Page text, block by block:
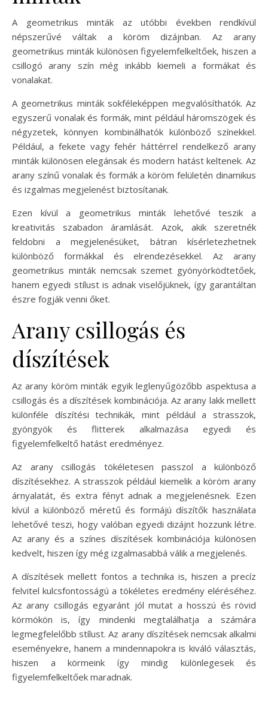
A geometrikus minták az utóbbi években rendkívül
népszerűvé váltak a köröm dizájnban. Az arany
geometrikus minták különösen figyelemfelkeltőek, hiszen a
csillogó arany szín még inkább kiemeli a formákat és
vonalakat.
A geometrikus minták sokféleképpen megvalósíthatók. Az
egyszerű vonalak és formák, mint például háromszögek és
négyzetek, könnyen kombinálhatók különböző színekkel.
Például, a fekete vagy fehér háttérrel rendelkező arany
minták különösen elegánsak és modern hatást keltenek. Az
arany színű vonalak és formák a köröm felületén dinamikus
és izgalmas megjelenést biztosítanak.
Ezen kívül a geometrikus minták lehetővé teszik a
kreativitás szabadon áramlását. Azok, akik szeretnék
feldobni a megjelenésüket, bátran kísérletezhetnek
különböző formákkal és elrendezésekkel. Az arany
geometrikus minták nemcsak szemet gyönyörködtetőek,
hanem egyedi stílust is adnak viselőjüknek, így garantáltan
észre fogják venni őket.
Arany csillogás és
díszítések
Az arany köröm minták egyik leglenyűgözőbb aspektusa a
csillogás és a díszítések kombinációja. Az arany lakk mellett
különféle díszítési technikák, mint például a strasszok,
gyöngyök és flitterek alkalmazása egyedi és
figyelemfelkeltő hatást eredményez.
Az arany csillogás tökéletesen passzol a különböző
díszítésekhez. A strasszok például kiemelik a köröm arany
árnyalatát, és extra fényt adnak a megjelenésnek. Ezen
kívül a különböző méretű és formájú díszítők használata
lehetővé teszi, hogy valóban egyedi dizájnt hozzunk létre.
Az arany és a színes díszítések kombinációja különösen
kedvelt, hiszen így még izgalmasabbá válik a megjelenés.
A díszítések mellett fontos a technika is, hiszen a precíz
felvitel kulcsfontosságú a tökéletes eredmény eléréséhez.
Az arany csillogás egyaránt jól mutat a hosszú és rövid
körmökön is, így mindenki megtalálhatja a számára
legmegfelelőbb stílust. Az arany díszítések nemcsak alkalmi
eseményekre, hanem a mindennapokra is kiváló választás,
hiszen a körmeink így mindig különlegesek és
figyelemfelkeltőek maradnak.